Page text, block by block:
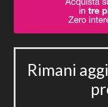
Rimani